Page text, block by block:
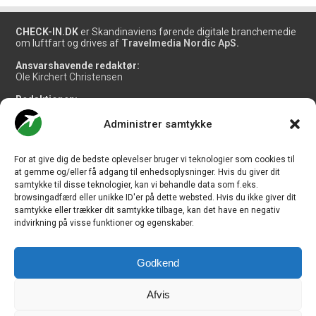
Administrer samtykke
For at give dig de bedste oplevelser bruger vi teknologier som cookies til
at gemme og/eller få adgang til enhedsoplysninger. Hvis du giver dit
samtykke til disse teknologier, kan vi behandle data som f.eks.
browsingadfærd eller unikke ID'er på dette websted. Hvis du ikke giver dit
samtykke eller trækker dit samtykke tilbage, kan det have en negativ
indvirkning på visse funktioner og egenskaber.
Godkend
Afvis
CHECK-IN.DK er Skandinaviens førende digitale branchemedie
om luftfart og drives af Travelmedia Nordic ApS.
Ansvarshavende redaktør:
Ole Kirchert Christensen
Redaktionen:
Christian Granhøj Skouboe
Henrik Baumgarten
Danny Longhi Andreasen
Salg og jobannoncer:
salg@travelmedianordic.com
Vi tager ansvar for indholdet og er tilmeldt